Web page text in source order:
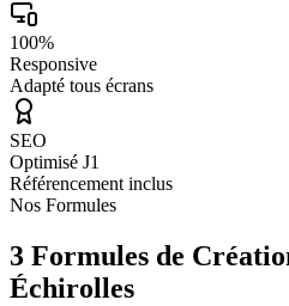
100%
Responsive
Adapté tous écrans
SEO
Optimisé J1
Référencement inclus
Nos Formules
3 Formules de
Échirolles